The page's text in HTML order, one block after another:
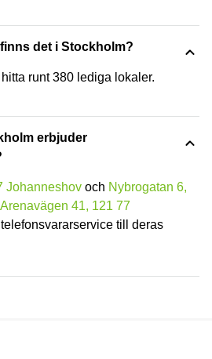
det i Stockholm?
runt 380 lediga lokaler.
erbjuder
Johanneshov och Nybrogatan 6,
Arenavägen 41, 121 77
till deras